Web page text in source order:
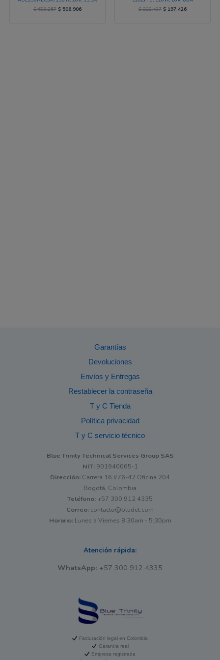
$609.257 $506.906
$222.407 $197.426
Garantías
Devoluciones
Envíos y Entregas
Restablecer la contraseña
T y C Tienda
Política privacidad
T y C servicio técnico
Blue Trinity Technical Services Group SAS
NIT:901940065-1
Dirección: Carrera 16 #76-42 Oficina 204
Bogotá, Colombia
Teléfono: +57 300 912 4335
Correo: contacto@bludet.com
Horario:Lunes a Viernes 8:30am - 5:30pm
Atención rápida:
WhatsApp: +57 300 912 4335
Facturación legal en Colombia
Garantía real
Empresa registrada